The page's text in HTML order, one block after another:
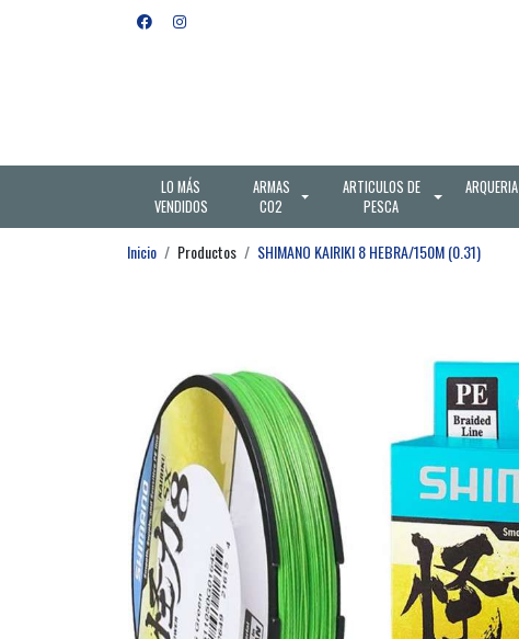
LO MÁS
VENDIDOS
ARMAS
CO2
ARTICULOS DE
PESCA
ARQUERIA
Inicio Productos SHIMANO KAIRIKI 8 HEBRA/150M (0.31)